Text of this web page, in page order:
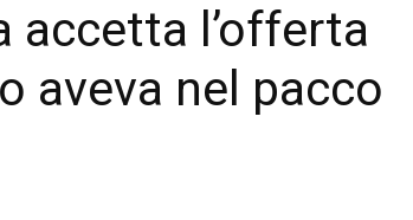
accetta l’offerta
aveva nel pacco